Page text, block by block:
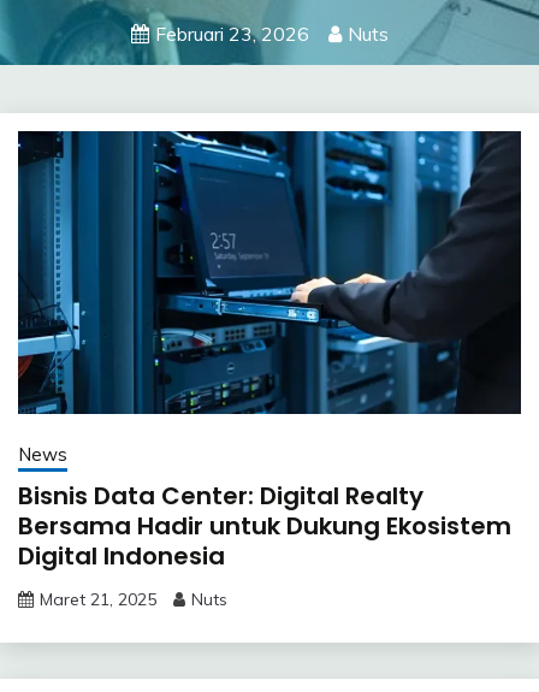
Januari 27, 2026 Nuts
News
Bisnis Data Center: Digital Realty
Bersama Hadir untuk Dukung Ekosistem
Digital Indonesia
Maret 21, 2025 Nuts